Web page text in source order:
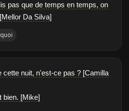
pas que de temps en temps, on
Da Silva]
cette nuit, n'est-ce pas ? [Camilla
bien. [Mike]